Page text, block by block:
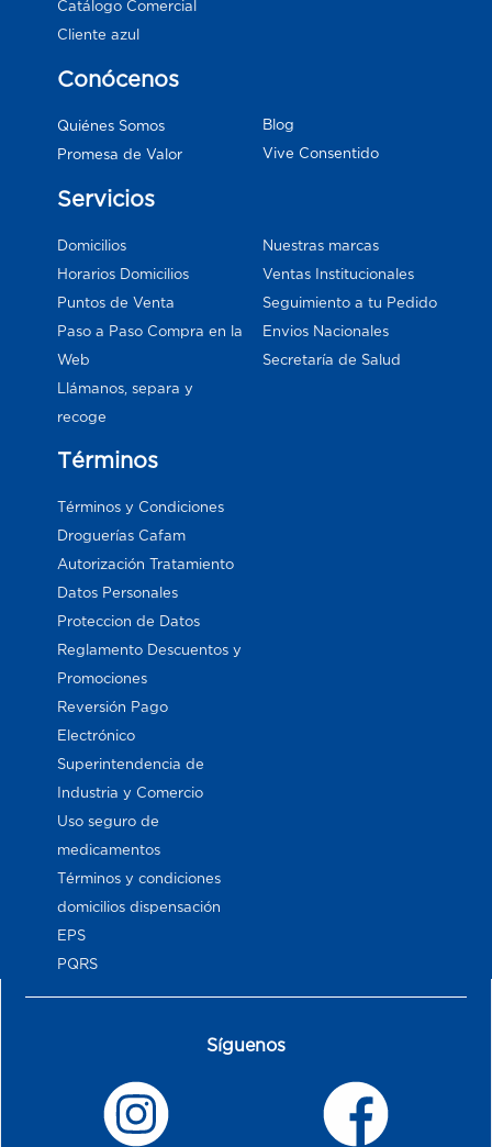
Catálogo Comercial
Cliente azul
Conócenos
Quiénes Somos
Promesa de Valor
Blog
Vive Consentido
Servicios
Domicilios
Horarios Domicilios
Puntos de Venta
Paso a Paso Compra en la
Web
Llámanos, separa y
recoge
Nuestras marcas
Ventas Institucionales
Seguimiento a tu Pedido
Envios Nacionales
Secretaría de Salud
Términos
Términos y Condiciones
Droguerías Cafam
Autorización Tratamiento
Datos Personales
Proteccion de Datos
Reglamento Descuentos y
Promociones
Reversión Pago
Electrónico
Superintendencia de
Industria y Comercio
Uso seguro de
medicamentos
Términos y condiciones
domicilios dispensación
EPS
PQRS
Síguenos